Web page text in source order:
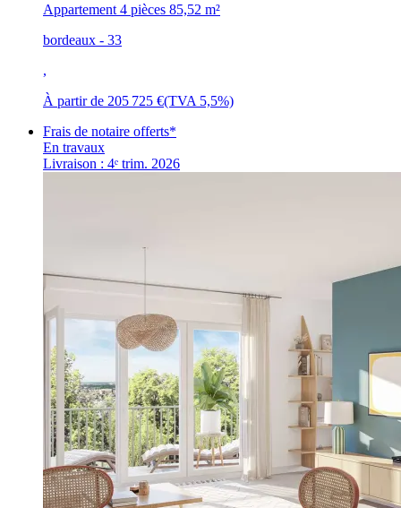
Appartement 4 pièces 85,52 m²
bordeaux - 33
,
À partir de 205 725 €(TVA 5,5%)
Frais de notaire offerts*
En travaux
Livraison : 4ᵉ trim. 2026